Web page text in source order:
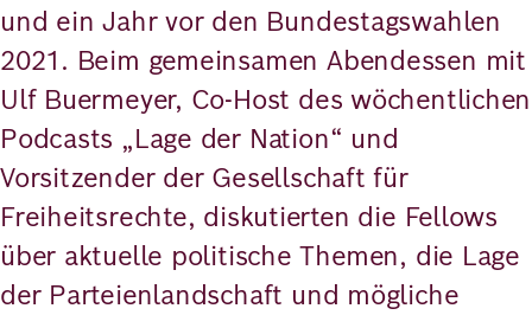
und ein Jahr vor den Bundestagswahlen
2021. Beim gemeinsamen Abendessen mit
Ulf Buermeyer, Co-Host des wöchentlichen
Podcasts „Lage der Nation“ und
Vorsitzender der Gesellschaft für
Freiheitsrechte, diskutierten die Fellows
über aktuelle politische Themen, die Lage
der Parteienlandschaft und mögliche